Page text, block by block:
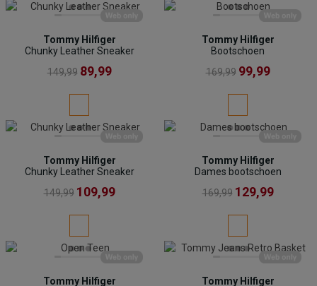
Tommy Hilfiger
Chunky Leather Sneaker
149,99 89,99
Tommy Hilfiger
Bootschoen
169,99 99,99
Tommy Hilfiger
Chunky Leather Sneaker
149,99 109,99
Tommy Hilfiger
Dames bootschoen
169,99 129,99
Tommy Hilfiger
Tommy Hilfiger